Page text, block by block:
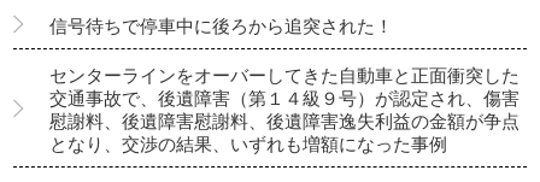
信号待ちで停車中に後ろから追突された！
センターラインをオーバーしてきた自動車と正面衝突した
交通事故で、後遺障害（第１４級９号）が認定され、傷害
慰謝料、後遺障害慰謝料、後遺障害逸失利益の金額が争点
となり、交渉の結果、いずれも増額になった事例